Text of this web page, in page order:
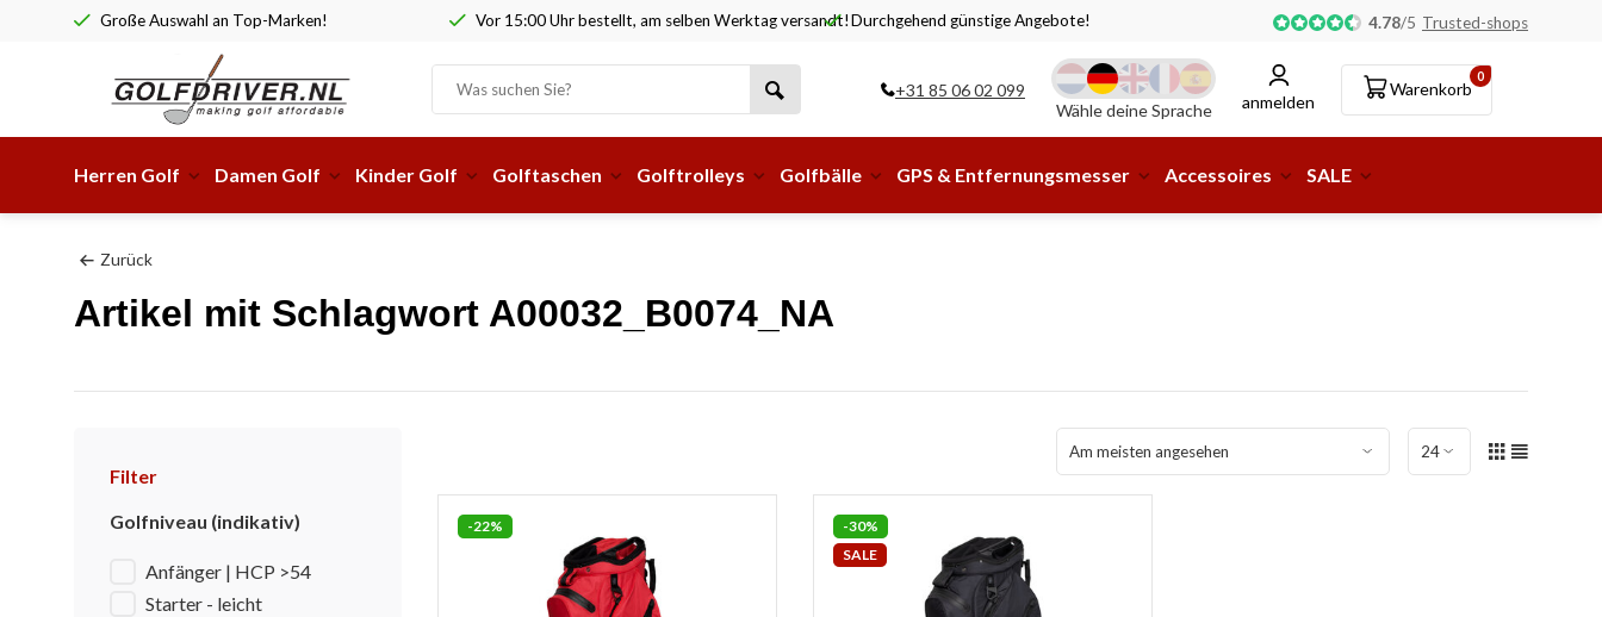
Große Auswahl an Top-Marken! Vor 15:00 Uhr bestellt, am selben Werktag versandt!Durchgehend günstige Angebote! Abholung oder Lieferung an eine Paketstation
4.78/5 Trusted-shops
+31 85 06 02 099
Wähle deine Sprache
anmelden
0
Warenkorb
Herren Golf Damen Golf Kinder Golf Golftaschen Golftrolleys Golfbälle GPS & Entfernungsmesser Accessoires SALE
Zurück
Artikel mit Schlagwort A00032_B0074_NA
Filter
Golfniveau (indikativ)
Anfänger | HCP >54
Starter - leicht
-22%
-30%
SALE